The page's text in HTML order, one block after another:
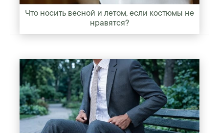
Что носить весной и летом, если костюмы не
нравятся?